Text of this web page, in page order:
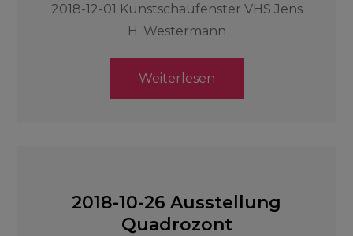
2018-12-01 Kunstschaufenster VHS Jens
H. Westermann
Weiterlesen
2018-10-26 Ausstellung
Quadrozont